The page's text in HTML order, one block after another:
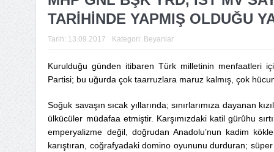
TARİHİNDE YAPMIŞ OLDUĞU
Tarih: 13.09.2017 Kategori: Beyanlar
Kurulduğu günden itibaren Türk milletinin menfaatleri
Partisi; bu uğurda çok taarruzlara maruz kalmış, çok
Soğuk savaşın sıcak yıllarında; sınırlarımıza dayanan
ülkücüler müdafaa etmiştir. Karşımızdaki katil gürûhu
emperyalizme değil, doğrudan Anadolu’nun kadim
karıştıran, coğrafyadaki domino oyununu durduran;